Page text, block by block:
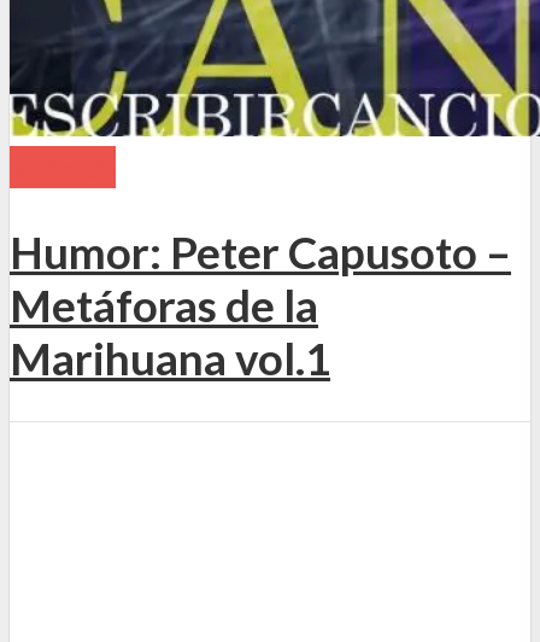
Humor: Peter Capusoto –
Metáforas de la
Marihuana vol.1